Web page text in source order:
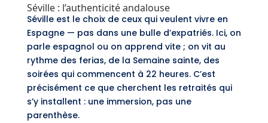
Séville : l’authenticité andalouse
Séville est le choix de ceux qui veulent vivre en
Espagne — pas dans une bulle d’expatriés. Ici, on
parle espagnol ou on apprend vite ; on vit au
rythme des ferias, de la Semaine sainte, des
soirées qui commencent à 22 heures. C’est
précisément ce que cherchent les retraités qui
s’y installent : une immersion, pas une
parenthèse.